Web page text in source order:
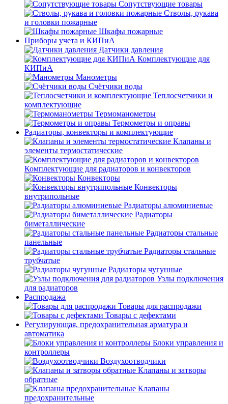
Сопутствующие товары
Стволы, рукава
и головки пожарные
Шкафы пожарные
Приборы учета и КИПиА
Датчики давления
Комплектующие для
КИПиА
Манометры
Счётчики воды
Теплосчетчики и
комплектующие
Термоманометры
Термометры и оправы
Радиаторы, конвекторы и комплектующие
Клапаны и
элементы термостатические
Комплектующие для радиаторов и конвекторов
Конвекторы
Конвекторы
внутрипольные
Радиаторы алюминиевые
Радиаторы
биметаллические
Радиаторы стальные
панельные
Радиаторы стальные
трубчатые
Радиаторы чугунные
Узлы подключения
для радиаторов
Распродажа
Товары для распродажи
Товары с дефектами
Регулирующая, предохранительная арматура и
автоматика
Блоки управления и
контроллеры
Воздухоотводчики
Клапаны и затворы
обратные
Клапаны
предохранительные